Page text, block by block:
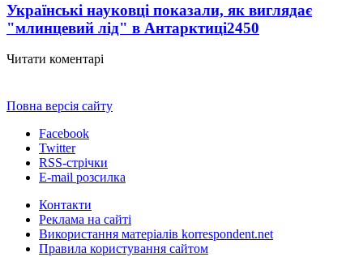
Українські науковці показали, як виглядає
"млинцевий лід" в Антарктиці2450
Читати коментарі
Повна версія сайту
Facebook
Twitter
RSS-стрічки
E-mail розсилка
Контакти
Реклама на сайті
Використання матеріалів korrespondent.net
Правила користування сайтом